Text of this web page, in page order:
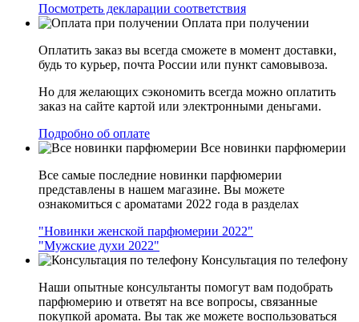
Посмотреть декларации соответствия
Оплата при получении
Оплатить заказ вы всегда сможете в момент доставки,
будь то курьер, почта России или пункт самовывоза.
Но для желающих сэкономить всегда можно оплатить
заказ на сайте картой или электронными деньгами.
Подробно об оплате
Все новинки парфюмерии
Все самые последние новинки парфюмерии
представлены в нашем магазине. Вы можете
ознакомиться с ароматами 2022 года в разделах
"Новинки женской парфюмерии 2022"
"Мужские духи 2022"
Консультация по телефону
Наши опытные консультанты помогут вам подобрать
парфюмерию и ответят на все вопросы, связанные
покупкой аромата. Вы так же можете воспользоваться